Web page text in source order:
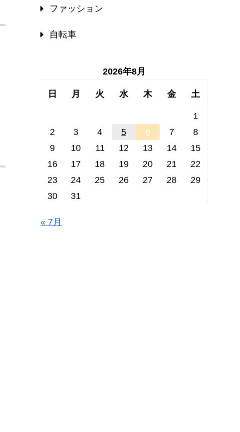
ファッション
自転車
2026年8月
日 月 火 水 木 金 土
1
2
3 4 5 6 7
8
9
10 11 12 13 14
15
16
17 18 19 20 21
22
23
24 25 26 27 28
29
30
31
« 7月